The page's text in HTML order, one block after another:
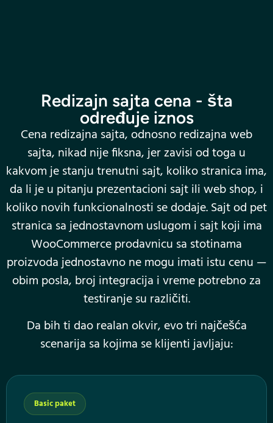
Redizajn sajta cena - šta
određuje iznos
Cena redizajna sajta, odnosno redizajna web
sajta, nikad nije fiksna, jer zavisi od toga u
kakvom je stanju trenutni sajt, koliko stranica ima,
da li je u pitanju prezentacioni sajt ili web shop, i
koliko novih funkcionalnosti se dodaje. Sajt od pet
stranica sa jednostavnom uslugom i sajt koji ima
WooCommerce prodavnicu sa stotinama
proizvoda jednostavno ne mogu imati istu cenu —
obim posla, broj integracija i vreme potrebno za
testiranje su različiti.
Da bih ti dao realan okvir, evo tri najčešća
scenarija sa kojima se klijenti javljaju:
Basic paket